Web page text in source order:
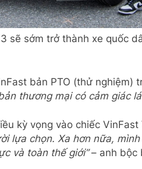
sẽ sớm trở thành xe quốc
bản PTO (thử nghiệm)
thương mạicócảm giác
kỳ vọng vào chiếc VinFast
lựa chọn. Xa hơn nữa,
và toàn thế giới”– anh bộc